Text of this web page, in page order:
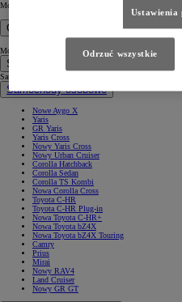
Możesz sprawdzić Warunki Korzystania przez Portal
Gdzie mogę sprawdzić informację o
Możesz sprawdzić Politykę Prywatności przez Portal
Samochody
Samochody
Samochody osobowe
Nowe Aygo X
Yaris
GR Yaris
Yaris Cross
Nowy Yaris Cross
Nowy Urban Cruiser
Corolla Hatchback
Corolla Sedan
Corolla TS Kombi
Nowa Corolla Cross
Toyota C-HR
Toyota C-HR Plug-in
Nowa Toyota C-HR+
Nowa Toyota bZ4X
Nowa Toyota bZ4X Touring
Camry
Prius
Mirai
Nowy RAV4
Land Cruiser
Nowy GR GT
Ustawienia
Odrzuć wszystkie